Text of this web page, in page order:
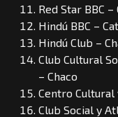
Red Star BBC
Hindú BBC –
Hindú Club –
Club Cultural
– Chaco
Centro Cultural
Club Social y